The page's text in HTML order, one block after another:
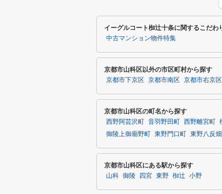
イーグルコート椥辻十条に関するこだわ
中古マンション物件特集
京都市山科区以外の市区町村から探す
京都市下京区 京都市南区 京都市右京区
京都市山科区の町名から探す
西野阿芸沢町 音羽野田町 西野離宮町
御陵上御廟野町
東野門口町 東野八反畑
京都市山科区にある駅から探す
山科 御陵 四宮 東野 椥辻 小野